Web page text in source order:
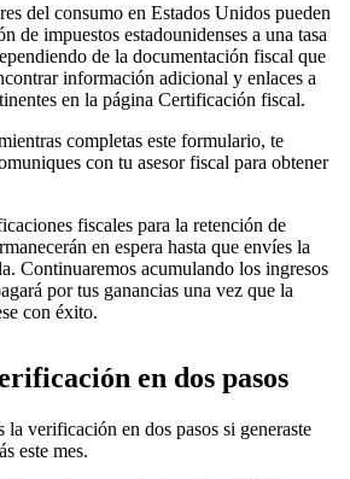
del consumo en Estados Unidos pueden
de impuestos estadounidenses a una tasa
de la documentación fiscal que
información adicional y enlaces a
en la página Certificación fiscal.
completas este formulario, te
con tu asesor fiscal para obtener
fiscales para la retención de
en espera hasta que envíes la
Continuaremos acumulando los ingresos
por tus ganancias una vez que la
con éxito.
en dos pasos
la verificación en dos pasos si generaste
este mes.